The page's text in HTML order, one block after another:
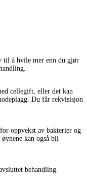
til å hvile mer enn du gjør
cellegift, eller det kan
Du får rekvisisjon
oppvekst av bakterier og
kan også bli
behandling.